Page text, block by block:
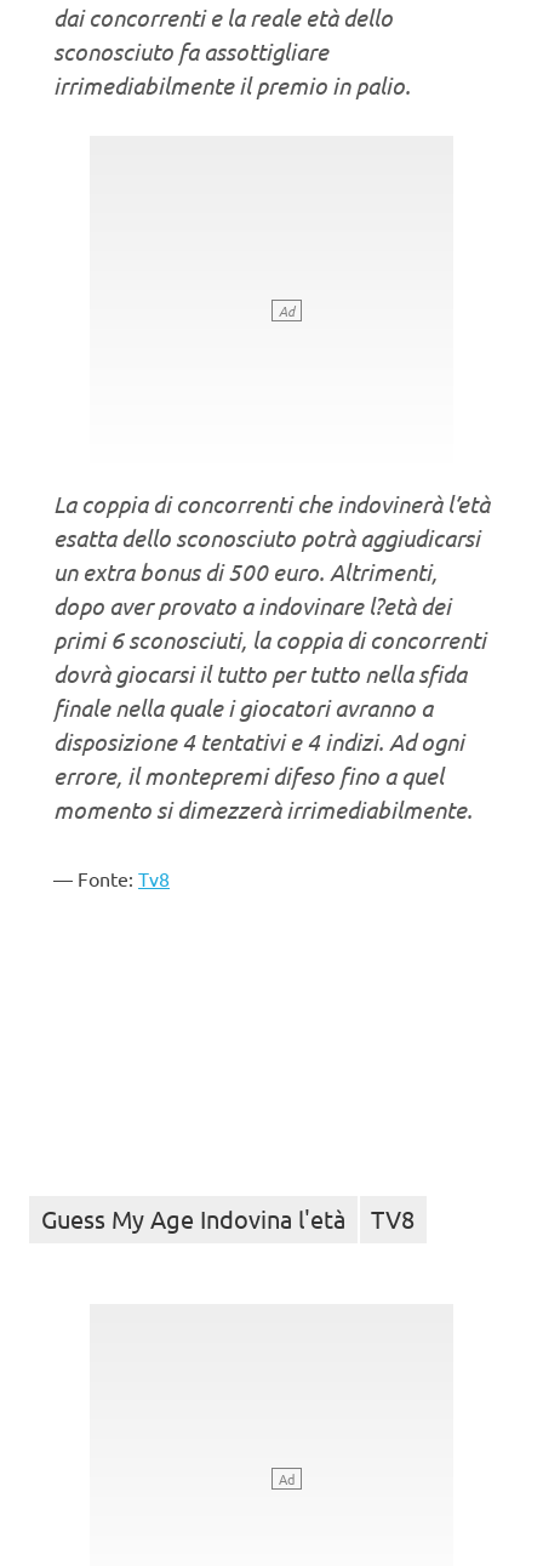
dai concorrenti e la reale età dello
sconosciuto fa assottigliare
irrimediabilmente il premio in palio.
La coppia di concorrenti che indovinerà l’età
esatta dello sconosciuto potrà aggiudicarsi
un extra bonus di 500 euro. Altrimenti,
dopo aver provato a indovinare l?età dei
primi 6 sconosciuti, la coppia di concorrenti
dovrà giocarsi il tutto per tutto nella sfida
finale nella quale i giocatori avranno a
disposizione 4 tentativi e 4 indizi. Ad ogni
errore, il montepremi difeso fino a quel
momento si dimezzerà irrimediabilmente.
Fonte: Tv8
Guess My Age Indovina l'età TV8